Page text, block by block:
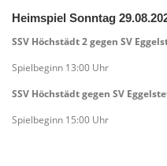
KONTAKT
Heimspiel Sonntag
SSV Höchstädt 2 gegen SV
Spielbeginn 13:00 Uhr
SSV Höchstädt gegen SV
Spielbeginn 15:00 Uhr